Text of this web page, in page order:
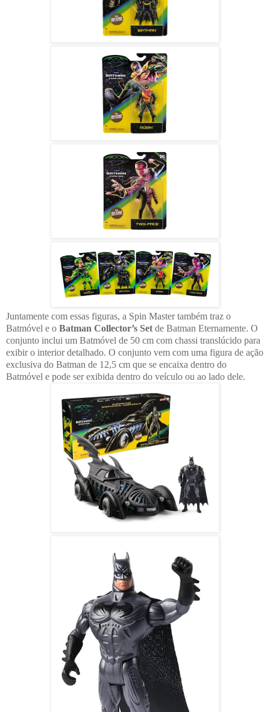
Juntamente com essas figuras, a Spin Master também traz o
Batmóvel e o Batman Collector’s Set de Batman Eternamente. O
conjunto inclui um Batmóvel de 50 cm com chassi translúcido para
exibir o interior detalhado. O conjunto vem com uma figura de ação
exclusiva do Batman de 12,5 cm que se encaixa dentro do
Batmóvel e pode ser exibida dentro do veículo ou ao lado dele.